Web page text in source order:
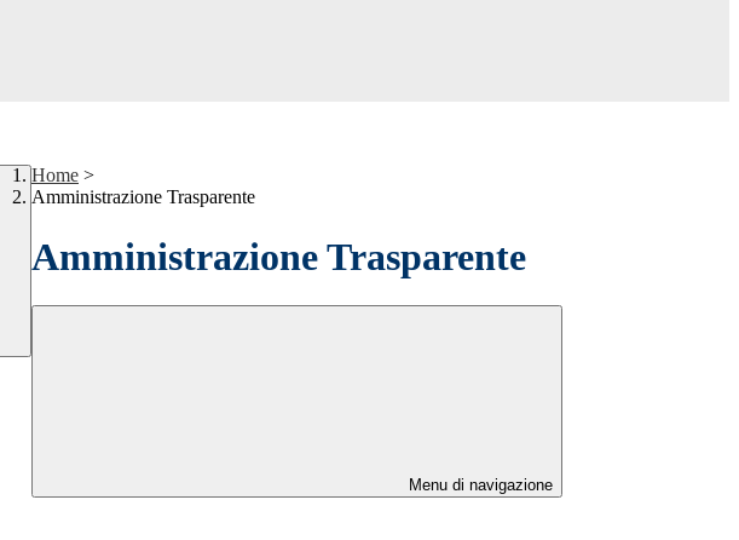
Home >
Amministrazione Trasparente
Amministrazione Trasparente
Menu di navigazione